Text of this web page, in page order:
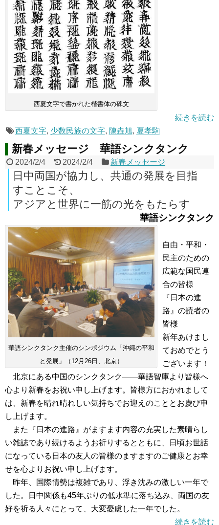
西夏文字で書かれた楷書体の碑文
続きを読む
西夏文字, 少数民族の文字, 陳垚旭, 夏孝駒
新春メッセージ 華語シンクタンク
2024/2/4 2024/2/4 新春メッセージ
日中両国が協力し、共通の発展を目指
すことこそ、
アジアと世界に一筋の光をもたらす
華語シンクタンク
華語シンクタンク主催のシンポジウム「沖縄の平和
と発展」（12月26日、北京）
自由・平和・
民主のための
広範な国民連
合の皆様
『日本の進
路』の読者の
皆様
新年あけまし
ておめでとう
ございます！
北京にある中国のシンクタンク――華語智庫より皆様へ
心より新春をお祝い申し上げます。皆様方におかれまして
は、新春を晴れ晴れしい気持ちでお迎えのこととお慶び申
し上げます。
また『日本の進路』がますます内容の充実した素晴らし
い雑誌であり続けるようお祈りするとともに、日頃お世話
になっている日本の友人の皆様のますますのご健康とお幸
せを心よりお祝い申し上げます。
昨年、国際情勢は複雑であり、浮き沈みの激しい一年で
した。日中関係も45年ぶりの低水準に落ち込み、両国の友
好を祈る人々にとって、大変憂慮した一年でした。
続きを読む